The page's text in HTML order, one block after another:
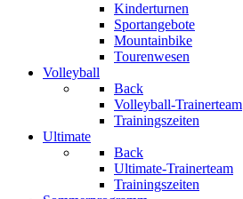
Kinderturnen
Sportangebote
Mountainbike
Tourenwesen
Volleyball
Back
Volleyball-Trainerteam
Trainingszeiten
Ultimate
Back
Ultimate-Trainerteam
Trainingszeiten